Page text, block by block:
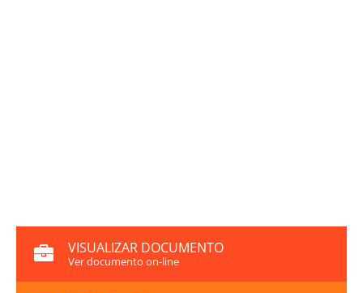
VISUALIZAR DOCUMENTO
Ver documento on-line